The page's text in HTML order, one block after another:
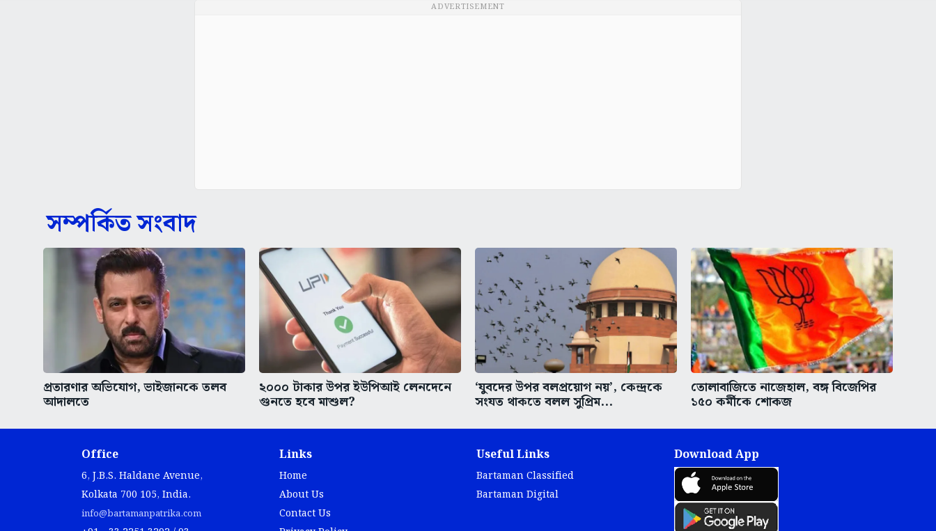
ADVERTISEMENT
সম্পর্কিত সংবাদ
প্রতারণার অভিযোগ, ভাইজানকে তলব
আদালতে
২০০০ টাকার উপর ইউপিআই লেনদেনে
গুনতে হবে মাশুল?
‘যুবদের উপর বলপ্রয়োগ নয়’, কেন্দ্রকে
সংযত থাকতে বলল সুপ্রিম...
তোলাবাজিতে নাজেহাল, বঙ্গ বিজেপির
১৫০ কর্মীকে শোকজ
Office
6, J.B.S. Haldane Avenue,
Kolkata 700 105, India.
info@bartamanpatrika.com
Links
Home
About Us
Contact Us
Useful Links
Bartaman Classified
Bartaman Digital
Download App